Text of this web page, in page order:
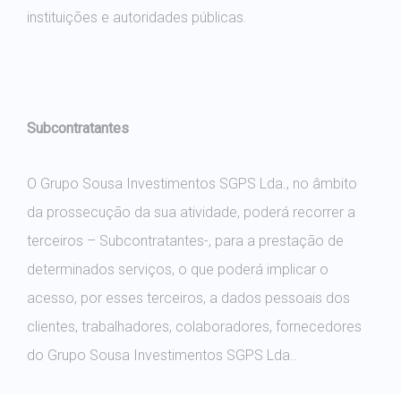
instituições e autoridades públicas.
Subcontratantes
O Grupo Sousa Investimentos SGPS Lda., no âmbito
da prossecução da sua atividade, poderá recorrer a
terceiros – Subcontratantes-, para a prestação de
determinados serviços, o que poderá implicar o
acesso, por esses terceiros, a dados pessoais dos
clientes, trabalhadores, colaboradores, fornecedores
do Grupo Sousa Investimentos SGPS Lda..